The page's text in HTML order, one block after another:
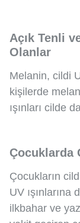
Açık Tenli
Olanlar
Melanin, cildi
kişilerde
ışınları cilde
Çocuklarda
Çocukların
UV
ilkbahar ve